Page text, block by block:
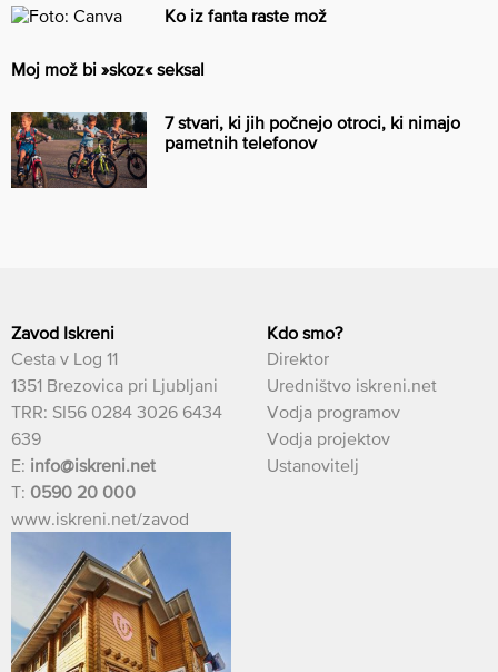
Ko iz fanta raste mož
Moj mož bi »skoz« seksal
7 stvari, ki jih počnejo otroci, ki nimajo
pametnih telefonov
Zavod Iskreni
Cesta v Log 11
1351 Brezovica pri Ljubljani
TRR: SI56 0284 3026 6434
639
E: info@iskreni.net
T: 0590 20 000
www.iskreni.net/zavod
Kdo smo?
Direktor
Uredništvo iskreni.net
Vodja programov
Vodja projektov
Ustanovitelj